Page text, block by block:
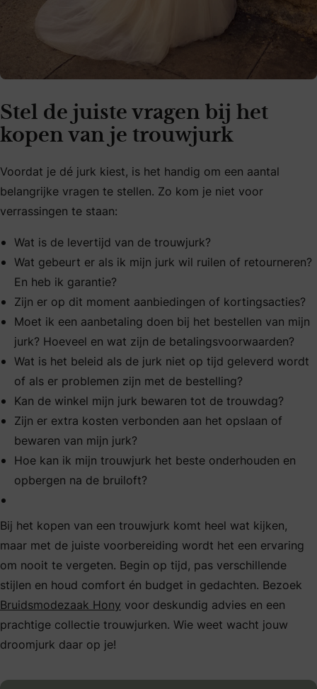
Stel de juiste vragen bij het
kopen van je trouwjurk
Voordat je dé jurk kiest, is het handig om een aantal
belangrijke vragen te stellen. Zo kom je niet voor
verrassingen te staan:
Wat is de levertijd van de trouwjurk?
Wat gebeurt er als ik mijn jurk wil ruilen of retourneren?
En heb ik garantie?
Zijn er op dit moment aanbiedingen of kortingsacties?
Moet ik een aanbetaling doen bij het bestellen van mijn
jurk? Hoeveel en wat zijn de betalingsvoorwaarden?
Wat is het beleid als de jurk niet op tijd geleverd wordt
of als er problemen zijn met de bestelling?
Kan de winkel mijn jurk bewaren tot de trouwdag?
Zijn er extra kosten verbonden aan het opslaan of
bewaren van mijn jurk?
Hoe kan ik mijn trouwjurk het beste onderhouden en
opbergen na de bruiloft?
Bij het kopen van een trouwjurk komt heel wat kijken,
maar met de juiste voorbereiding wordt het een ervaring
om nooit te vergeten. Begin op tijd, pas verschillende
stijlen en houd comfort én budget in gedachten. Bezoek
Bruidsmodezaak Hony voor deskundig advies en een
prachtige collectie trouwjurken. Wie weet wacht jouw
droomjurk daar op je!